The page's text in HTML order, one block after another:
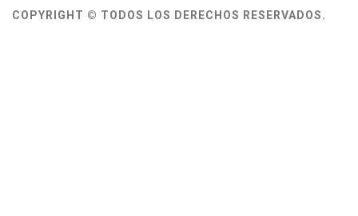
COPYRIGHT © TODOS LOS DERECHOS RESERVADOS.